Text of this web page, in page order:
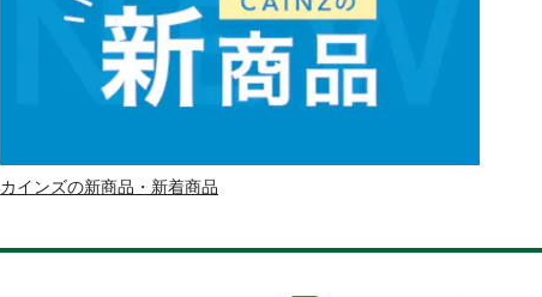
カインズの新商品・新着商品